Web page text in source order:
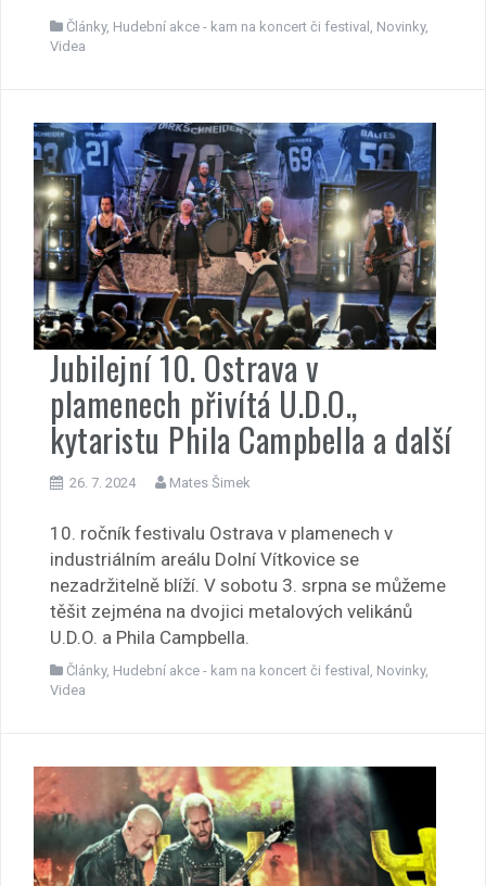
Články, Hudební akce - kam na koncert či festival , Novinky,
Videa
Jubilejní 10. Ostrava v
plamenech přivítá U.D.O.,
kytaristu Phila Campbella a další
26. 7. 2024 Mates Šimek
10. ročník festivalu Ostrava v plamenech v
industriálním areálu Dolní Vítkovice se
nezadržitelně blíží. V sobotu 3. srpna se můžeme
těšit zejména na dvojici metalových velikánů
U.D.O. a Phila Campbella.
Články, Hudební akce - kam na koncert či festival , Novinky,
Videa